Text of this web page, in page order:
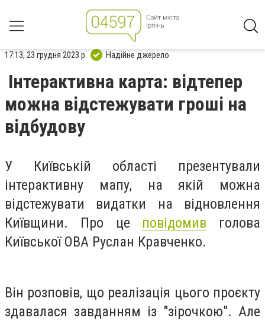
17:13, 23 грудня 2023 р. Надійне джерело
Інтерактивна карта: відтепер
можна відстежувати гроші на
відбудову
У Київській області презентували
інтерактивну мапу, на якій можна
відстежувати видатки на відновлення
Київщини. Про це повідомив голова
Київської ОВА Руслан Кравченко.
Він розповів, що реалізація цього проєкту
здавалася завданням із "зірочкою". Але